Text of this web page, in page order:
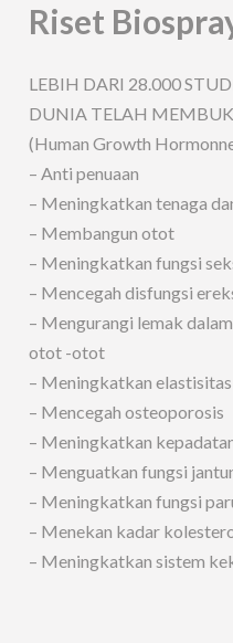
Riset
LEBIH DARI 28.000
DUNIA TELAH
(Human Growth
– Anti penuaan
– Meningkatkan tenaga
– Membangun otot
– Meningkatkan fungsi
– Mencegah disfungsi
– Mengurangi lemak
otot -otot
– Meningkatkan
– Mencegah osteoporosis
– Meningkatkan
– Menguatkan fungsi
– Meningkatkan fungsi
– Menekan kadar
– Meningkatkan sistem